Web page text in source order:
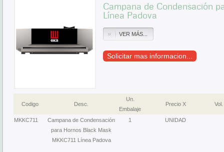
Campana de Condensación
Línea Padova
VER MÁS...
Solicitar mas informacion...
Codigo Desc.
Un.
Embalaje
Precio X Vol.
MKKC711
Campana de Condensación
para Hornos Black Mask
MKKC711 Línea Padova
1 UNIDAD